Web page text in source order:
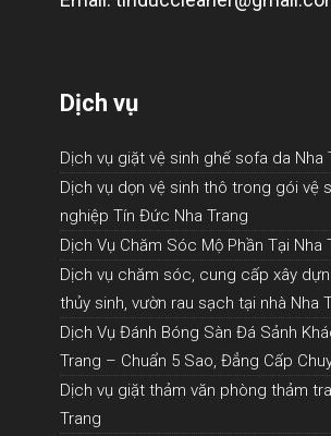
Dịch vụ
Dịch vụ giặt vệ sinh ghế sofa da Nha
Dịch vụ dọn vệ sinh thô trong gói vệ
nghiệp Tín Đức Nha Trang
Dịch Vụ Chăm Sóc Mộ Phần Tại Nha
Dịch vụ chăm sóc, cung cấp xây
thủy sinh, vườn rau sạch tại nhà Nha
Dịch Vụ Đánh Bóng Sàn Đá Sảnh
Trang – Chuẩn 5 Sao, Đẳng Cấp
Dịch vụ giặt thảm văn phòng thảm
Trang